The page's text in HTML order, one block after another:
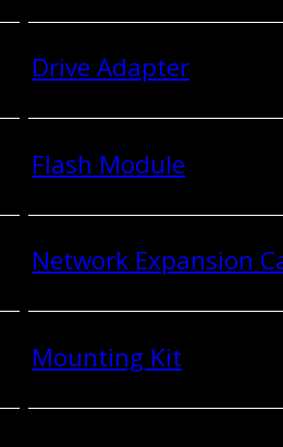
Drive Adapter
Flash Module
Network Expansion
Mounting Kit